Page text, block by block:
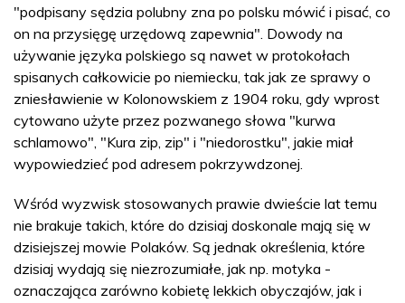
"podpisany sędzia polubny zna po polsku mówić i pisać, co
on na przysięgę urzędową zapewnia". Dowody na
używanie języka polskiego są nawet w protokołach
spisanych całkowicie po niemiecku, tak jak ze sprawy o
zniesławienie w Kolonowskiem z 1904 roku, gdy wprost
cytowano użyte przez pozwanego słowa "kurwa
schlamowo", "Kura zip, zip" i "niedorostku", jakie miał
wypowiedzieć pod adresem pokrzywdzonej.
Wśród wyzwisk stosowanych prawie dwieście lat temu
nie brakuje takich, które do dzisiaj doskonale mają się w
dzisiejszej mowie Polaków. Są jednak określenia, które
dzisiaj wydają się niezrozumiałe, jak np. motyka -
oznaczająca zarówno kobietę lekkich obyczajów, jak i